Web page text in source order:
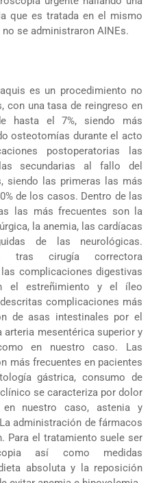
que es tratada en el mismo
se administraron AINEs.
es un procedimiento no
con una tasa de reingreso en
hasta el 7%, siendo más
osteotomías durante el acto
postoperatorias las
secundarias al fallo del
siendo las primeras las más
de los casos. Dentro de las
las más frecuentes son la
la anemia, las cardíacas
de las neurológicas.
tras cirugía correctora
complicaciones digestivas
el estreñimiento y el íleo
complicaciones más
de asas intestinales por el
arteria mesentérica superior y
en nuestro caso. Las
más frecuentes en pacientes
gástrica, consumo de
se caracteriza por dolor
en nuestro caso, astenia y
administración de fármacos
Para el tratamiento suele ser
así como medidas
absoluta y la reposición